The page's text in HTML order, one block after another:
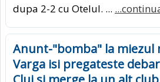
dupa 2-2 cu Otelul. ...
Anunt-"bomba" la miezul
Varga isi pregateste